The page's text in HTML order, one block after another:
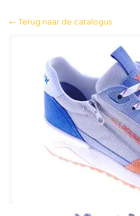
← Terug naar de catalogus